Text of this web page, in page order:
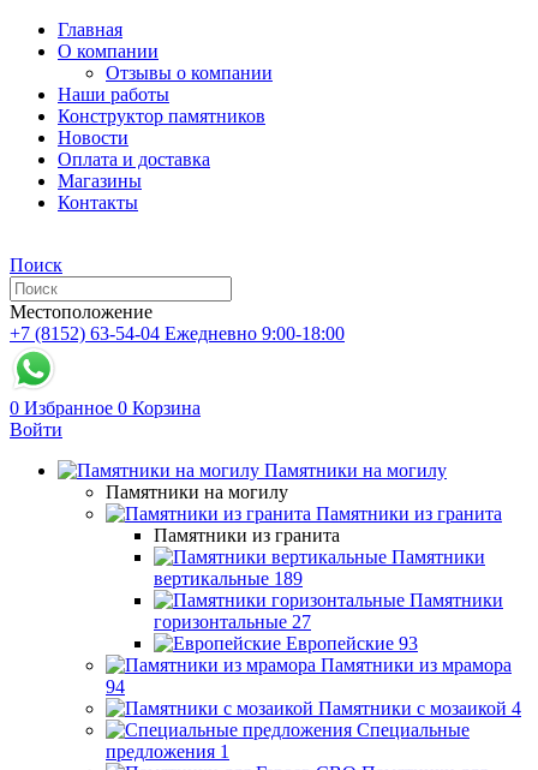
Главная
О компании
Отзывы о компании
Наши работы
Конструктор памятников
Новости
Оплата и доставка
Магазины
Контакты
Поиск
Местоположение
+7 (8152) 63-54-04 Ежедневно 9:00-18:00
0 Избранное 0 Корзина
Войти
Памятники на могилу
Памятники на могилу
Памятники из гранита
Памятники из гранита
Памятники
вертикальные 189
Памятники
горизонтальные 27
Европейские 93
Памятники из мрамора
94
Памятники с мозаикой 4
Специальные
предложения 1